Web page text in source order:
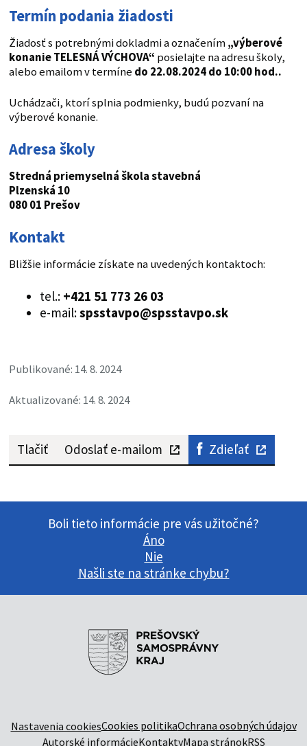
Termín podania žiadosti
Žiadosť s potrebnými dokladmi a označením„výberové
konanie TELESNÁ VÝCHOVA“ posielajte na adresu školy,
alebo emailom v termíne do 22.08.2024 do 10:00 hod..
Uchádzači, ktorí splnia podmienky, budú pozvaní na
výberové konanie.
Adresa školy
Stredná priemyselná škola stavebná
Plzenská 10
080 01 Prešov
Kontakt
Bližšie informácie získate na uvedených kontaktoch:
tel.: +421 51 773 26 03
e-mail:spsstavpo@spsstavpo.sk
Publikované: 14. 8. 2024
Aktualizované: 14. 8. 2024
Tlačiť Odoslať e-mailom Zdieľať
Boli tieto informácie pre vás užitočné?
Áno
Nie
Našli ste na stránke chybu?
Nastavenia cookiesCookies politikaOchrana osobných údajov
Autorské informácieKontaktyMapa stránokRSS